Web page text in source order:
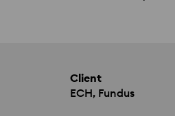
Client
ECH, Fundus